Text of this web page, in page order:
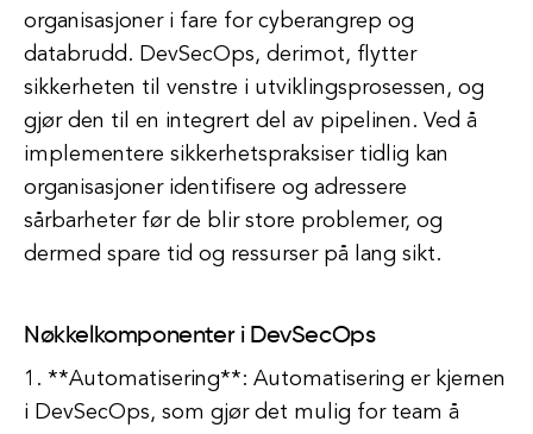
organisasjoner i fare for cyberangrep og
databrudd. DevSecOps, derimot, flytter
sikkerheten til venstre i utviklingsprosessen, og
gjør den til en integrert del av pipelinen. Ved å
implementere sikkerhetspraksiser tidlig kan
organisasjoner identifisere og adressere
sårbarheter før de blir store problemer, og
dermed spare tid og ressurser på lang sikt.
Nøkkelkomponenter i DevSecOps
1. **Automatisering**: Automatisering er kjernen
i DevSecOps, som gjør det mulig for team å